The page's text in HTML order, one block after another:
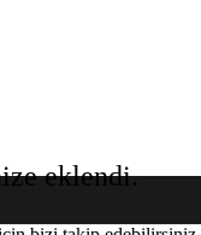
eklendi.